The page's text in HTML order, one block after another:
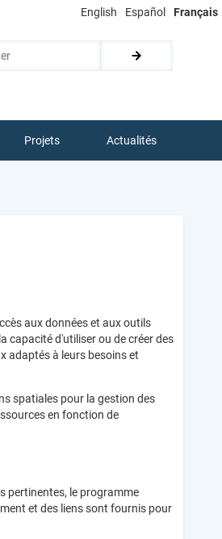
English Español Français
Projets Actualités
aux données et aux outils
capacité d'utiliser ou de créer des
adaptés à leurs besoins et
spatiales pour la gestion des
en fonction de
pertinentes, le programme
et des liens sont fournis pour